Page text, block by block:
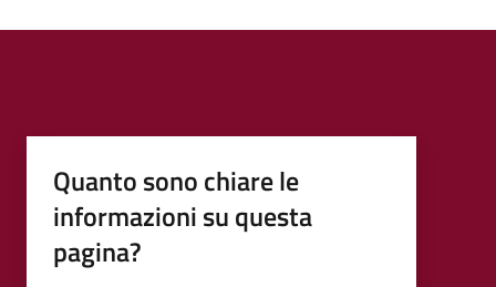
Quanto sono chiare le
informazioni su questa
pagina?